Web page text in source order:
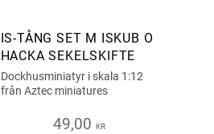
IS-TÅNG SET M ISKUB O
HACKA SEKELSKIFTE
Dockhusminiatyr i skala 1:12
från Aztec miniatures
49,00 KR